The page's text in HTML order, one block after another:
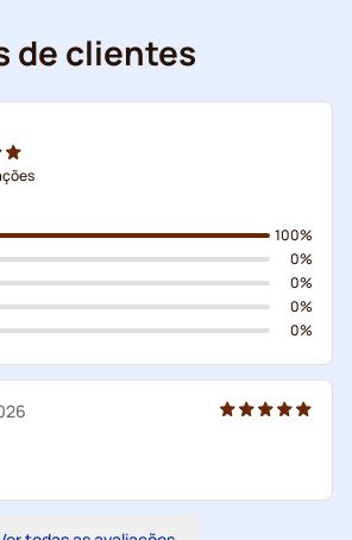
de clientes
100%
0%
0%
0%
0%